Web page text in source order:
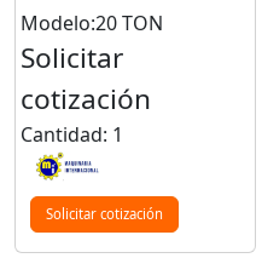
Modelo:20 TON
Solicitar
cotización
Cantidad: 1
Solicitar cotización